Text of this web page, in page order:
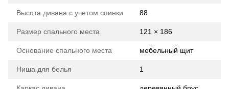
Высота дивана с учетом спинки 88
Размер спального места 121 × 186
Основание спального места мебельный щит
Ниша для белья 1